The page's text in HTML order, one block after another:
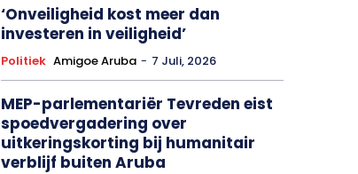
‘Onveiligheid kost meer dan
investeren in veiligheid’
Politiek Amigoe Aruba - 7 Juli, 2026
MEP-parlementariër Tevreden eist
spoedvergadering over
uitkeringskorting bij humanitair
verblijf buiten Aruba